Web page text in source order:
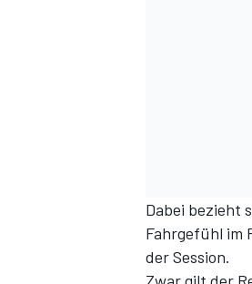
Dabei bezieht
Fahrgefühl im
der Session.